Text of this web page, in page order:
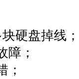
硬盘掉线；
；
；